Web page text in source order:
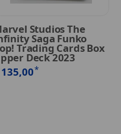
Studios The
Saga Funko
Trading Cards Box
Deck 2023
*